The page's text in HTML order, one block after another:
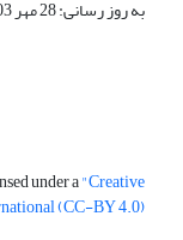
به روز رسانی: 28 مهر 1403
under a"Creative
(CC-BY 4.0)"